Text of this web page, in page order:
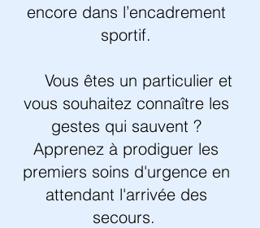
encore dans l’encadrement
sportif.
Vous êtes un particulier et
vous souhaitez connaître les
gestes qui sauvent ?
Apprenez à prodiguer les
premiers soins d'urgence en
attendant l'arrivée des
secours.